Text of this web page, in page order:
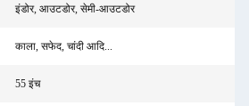
इंडोर, आउटडोर, सेमी-आउटडोर
काला, सफेद, चांदी आदि...
55 इंच